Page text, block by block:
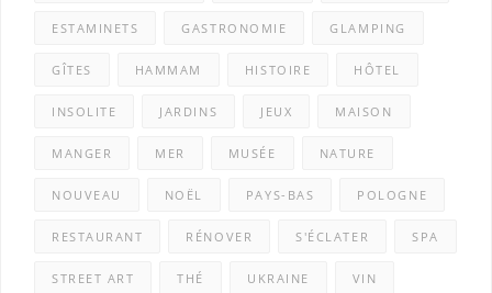
ESTAMINETS GASTRONOMIE GLAMPING
GÎTES HAMMAM HISTOIRE HÔTEL
INSOLITE JARDINS JEUX MAISON
MANGER MER MUSÉE NATURE
NOUVEAU NOËL PAYS-BAS POLOGNE
RESTAURANT RÉNOVER S'ÉCLATER SPA
STREET ART THÉ UKRAINE VIN